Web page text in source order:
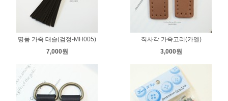
명품 가죽 태슬(검정-MH005)
7,000원
직사각 가죽고리(카멜)
3,000원